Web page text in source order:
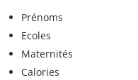
Prénoms
Ecoles
Maternités
Calories